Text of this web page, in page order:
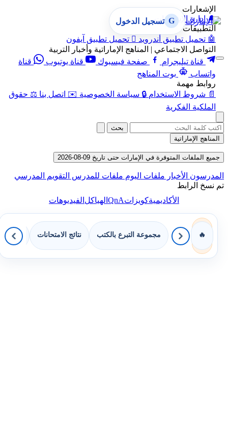
الإشعارات
🔔 إدارة الإشعارات
التطبيقات
🤖 تحميل تطبيق أندرويد  تحميل تطبيق آيفون
التواصل الاجتماعي | المناهج الإماراتية وأخبار التربية
قناة تيليجرام
صفحة فيسبوك قناة يوتيوب
قناة
واتساب
بوت المناهج
روابط مهمة
📄 شروط الاستخدام 🔒 سياسة الخصوصية ✉️ اتصل بنا ⚖️ حقوق
الملكية الفكرية
G تسجيل الدخول
بحث
المناهج الإماراتية
جميع الملفات المتوفرة في الإمارات حتى تاريخ 09-08-2026
المدرسون الأخبار ملفات اليوم ملفات للمدرس التقويم المدرسي
تم نسخ الرابط
الأكاديميةكويزاتQnAالهياكلالفيديوهات
🔥 مجموعة التبرع بالكتب نتائج الامتحانات